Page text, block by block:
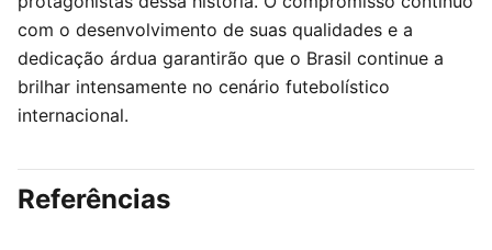
com o desenvolvimento de suas qualidades e a
dedicação árdua garantirão que o Brasil continue a
brilhar intensamente no cenário futebolístico
internacional.
Referências